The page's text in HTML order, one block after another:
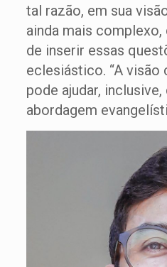
tal razão, em sua
ainda mais complexo,
de inserir essas
eclesiástico. “A visão
pode ajudar, inclusive,
abordagem